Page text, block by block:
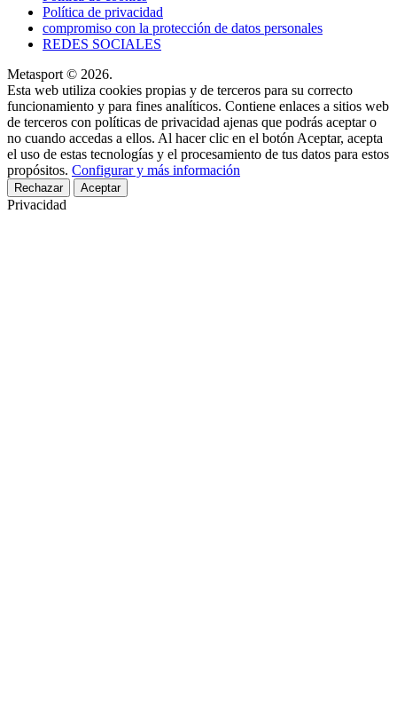
Política de privacidad
compromiso con la protección de datos personales
REDES SOCIALES
Metasport © 2026.
Esta web utiliza cookies propias y de terceros para su correcto
funcionamiento y para fines analíticos. Contiene enlaces a sitios web
de terceros con políticas de privacidad ajenas que podrás aceptar o
no cuando accedas a ellos. Al hacer clic en el botón Aceptar, acepta
el uso de estas tecnologías y el procesamiento de tus datos para estos
propósitos. Configurar y más información
Rechazar Aceptar
Privacidad